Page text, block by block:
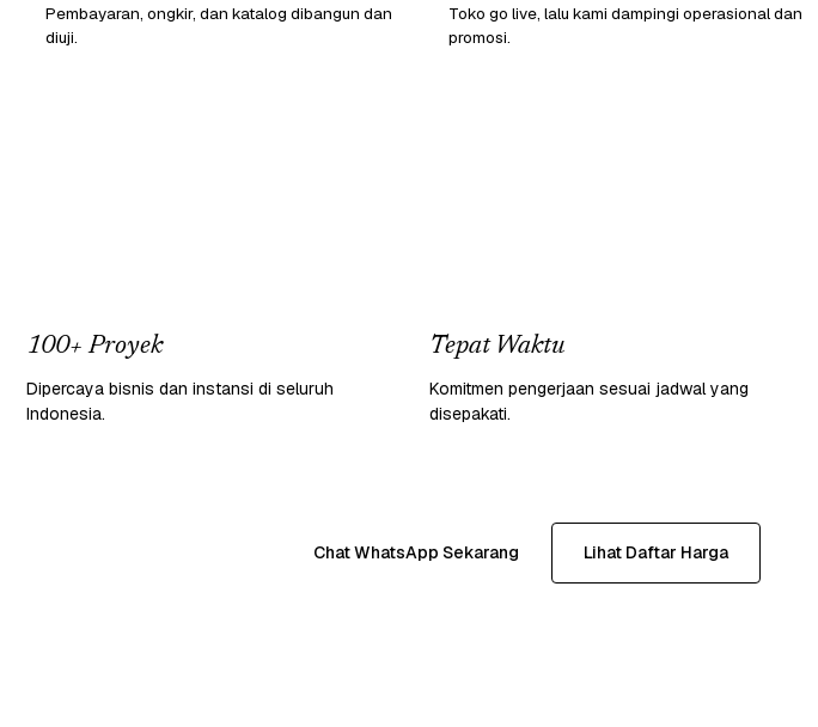
Pembayaran, ongkir, dan katalog dibangun dan
diuji.
Toko go live, lalu kami dampingi operasional dan
promosi.
100+ Proyek
Dipercaya bisnis dan instansi di seluruh
Indonesia.
Tepat Waktu
Komitmen pengerjaan sesuai jadwal yang
disepakati.
Chat WhatsApp Sekarang Lihat Daftar Harga